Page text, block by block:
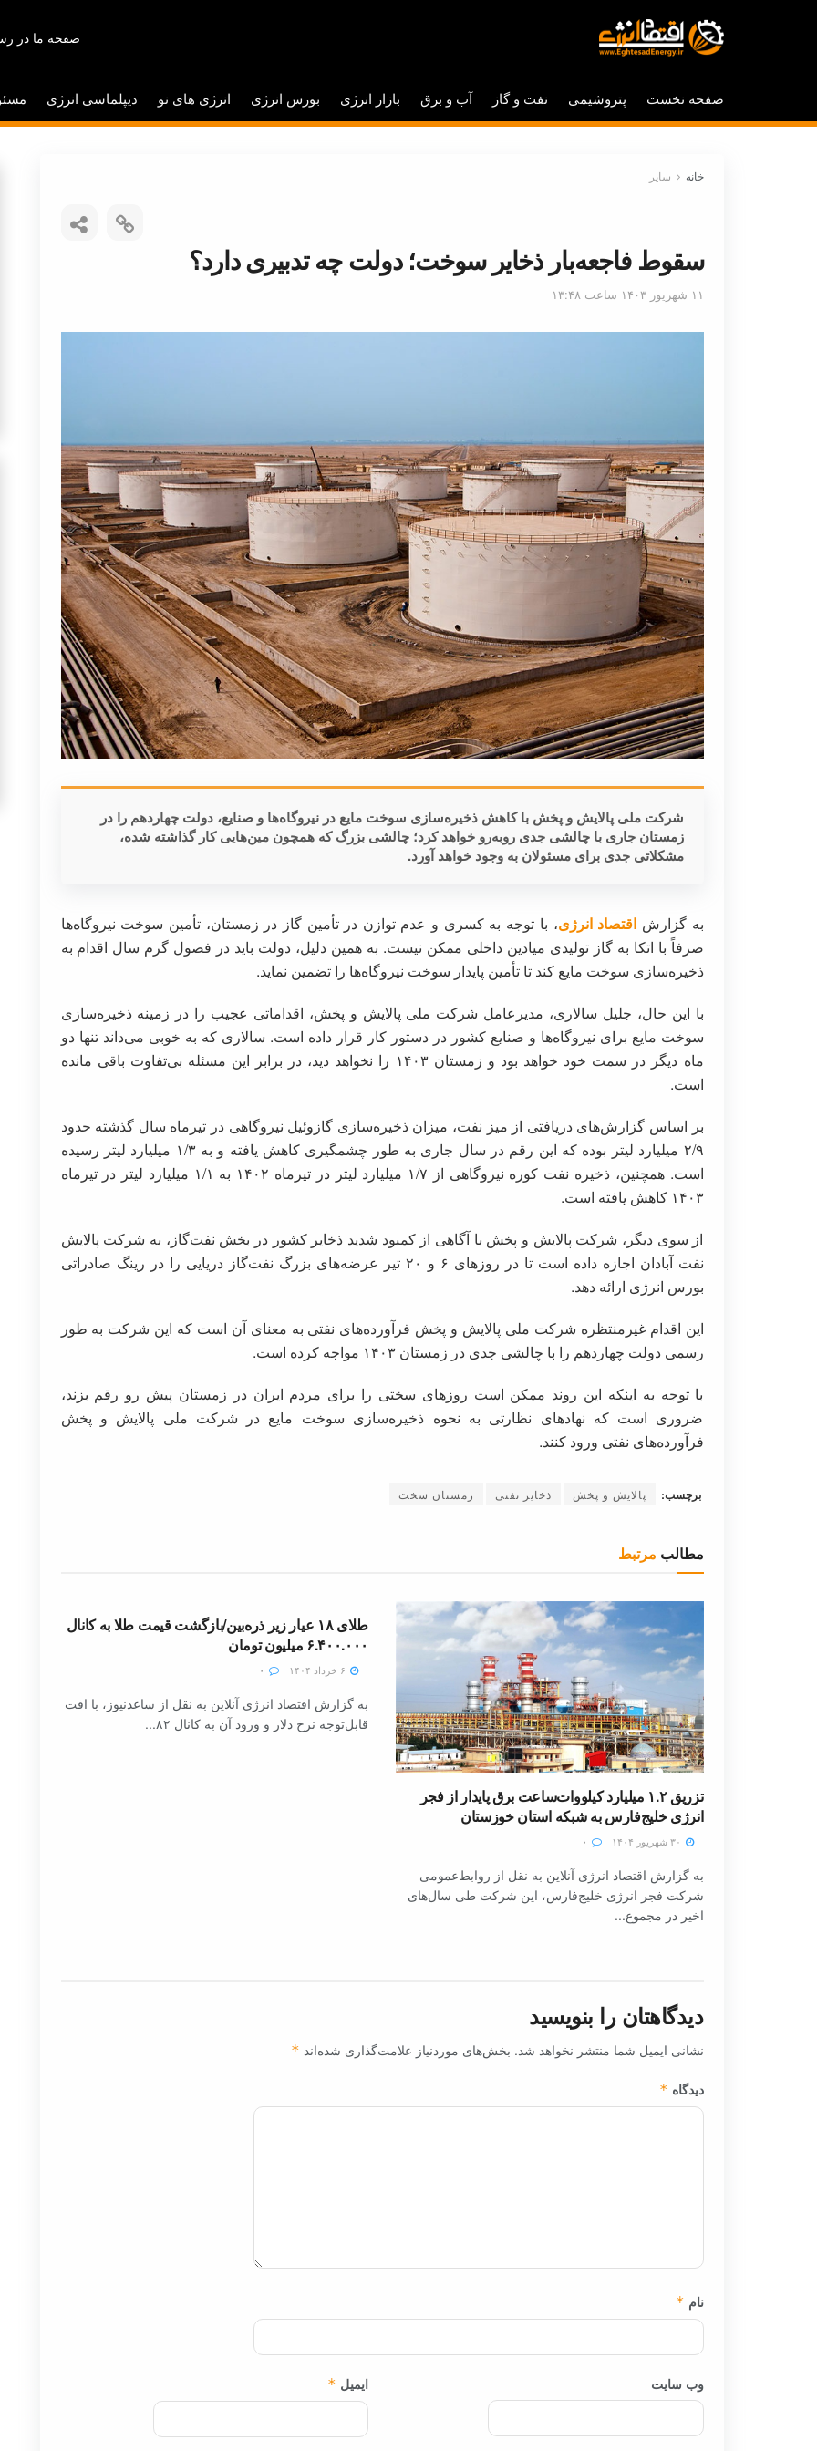
صفحه ما در
صفحه نخست پتروشیمی نفت و گاز آب و برق بازار انرژی بورس انرژی انرژی های نو دیپلماسی انرژی
خانه سایر
سقوط فاجعه‌بار ذخایر سوخت؛ دولت چه تدبیری دارد؟
۱۱ شهریور ۱۴۰۳ ساعت ۱۳:۴۸
شرکت ملی پالایش و پخش با کاهش ذخیره‌سازی سوخت مایع در نیروگاه‌ها و صنایع، دولت چهاردهم را در
زمستان جاری با چالشی جدی روبه‌رو خواهد کرد؛ چالشی بزرگ که همچون مین‌هایی کار گذاشته شده،
مشکلاتی جدی برای مسئولان به وجود خواهد آورد.
به گزارش اقتصاد انرژی، با توجه به کسری و عدم توازن در تأمین گاز در زمستان، تأمین سوخت نیروگاه‌ها
صرفاً با اتکا به گاز تولیدی میادین داخلی ممکن نیست. به همین دلیل، دولت باید در فصول گرم سال اقدام به
ذخیره‌سازی سوخت مایع کند تا تأمین پایدار سوخت نیروگاه‌ها را تضمین نماید.
با این حال، جلیل سالاری، مدیرعامل شرکت ملی پالایش و پخش، اقداماتی عجیب را در زمینه ذخیره‌سازی
سوخت مایع برای نیروگاه‌ها و صنایع کشور در دستور کار قرار داده است. سالاری که به خوبی می‌داند تنها دو
ماه دیگر در سمت خود خواهد بود و زمستان ۱۴۰۳ را نخواهد دید، در برابر این مسئله بی‌تفاوت باقی مانده
است.
بر اساس گزارش‌های دریافتی از میز نفت، میزان ذخیره‌سازی گازوئیل نیروگاهی در تیرماه سال گذشته حدود
۲/۹ میلیارد لیتر بوده که این رقم در سال جاری به طور چشمگیری کاهش یافته و به ۱/۳ میلیارد لیتر رسیده
است. همچنین، ذخیره نفت کوره نیروگاهی از ۱/۷ میلیارد لیتر در تیرماه ۱۴۰۲ به ۱/۱ میلیارد لیتر در تیرماه
۱۴۰۳ کاهش یافته است.
از سوی دیگر، شرکت پالایش و پخش با آگاهی از کمبود شدید ذخایر کشور در بخش نفت‌گاز، به شرکت پالایش
نفت آبادان اجازه داده است تا در روزهای ۶ و ۲۰ تیر عرضه‌های بزرگ نفت‌گاز دریایی را در رینگ صادراتی
بورس انرژی ارائه دهد.
این اقدام غیرمنتظره شرکت ملی پالایش و پخش فرآورده‌های نفتی به معنای آن است که این شرکت به طور
رسمی دولت چهاردهم را با چالشی جدی در زمستان ۱۴۰۳ مواجه کرده است.
با توجه به اینکه این روند ممکن است روزهای سختی را برای مردم ایران در زمستان پیش رو رقم بزند،
ضروری است که نهادهای نظارتی به نحوه ذخیره‌سازی سوخت مایع در شرکت ملی پالایش و پخش
فرآورده‌های نفتی ورود کنند.
برچسب: پالایش و پخش ذخایر نفتی زمستان سخت
مطالب مرتبط
تزریق ۱.۲ میلیارد کیلووات‌ساعت برق پایدار از فجر
انرژی خلیج‌فارس به شبکه استان خوزستان
به گزارش اقتصاد انرژی آنلاین به نقل از روابط‌عمومی
شرکت فجر انرژی خلیج‌فارس، این شرکت طی سال‌های
اخیر در مجموع...
طلای ۱۸ عیار زیر ذره‌بین/بازگشت قیمت طلا به کانال
۶.۴۰۰.۰۰۰ میلیون تومان
به گزارش اقتصاد انرژی آنلاین به نقل از ساعدنیوز، با افت
قابل‌توجه نرخ دلار و ورود آن به کانال ۸۲...
دیدگاهتان را بنویسید
نشانی ایمیل شما منتشر نخواهد شد. بخش‌های موردنیاز علامت‌گذاری شده‌اند *
دیدگاه *
نام *
ایمیل * وب‌ سایت